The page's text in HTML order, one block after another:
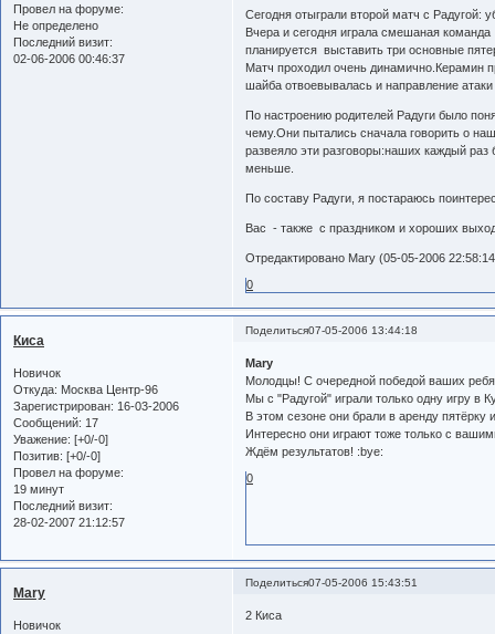
Провел на форуме:
Не определено
Последний визит:
02-06-2006 00:46:37
Сегодня отыграли второй матч с Радугой:
Вчера и сегодня играла смешаная
планируется выставить три основные
Матч проходил очень динамично.Керамин
шайба отвоевывалась и направление
По настроению родителей Радуги было
чему.Они пытались сначала говорить о
развеяло эти разговоры:наших каждый
меньше.
По составу Радуги, я постараюсь
Вас - также с праздником и хороших
Отредактировано Mary (05-05-2006
0
Поделиться07-05-2006 13:44:18
Киса
Новичок
Откуда: Москва Центр-96
Зарегистрирован: 16-03-2006
Сообщений: 17
Уважение: [+0/-0]
Позитив: [+0/-0]
Провел на форуме:
19 минут
Последний визит:
28-02-2007 21:12:57
Mary
Молодцы! С очередной победой ваших
Мы с "Радугой" играли только одну игру в
В этом сезоне они брали в аренду
Интересно они играют тоже только с
Ждём результатов! :bye:
0
Поделиться07-05-2006 15:43:51
Mary
Новичок
2 Киса